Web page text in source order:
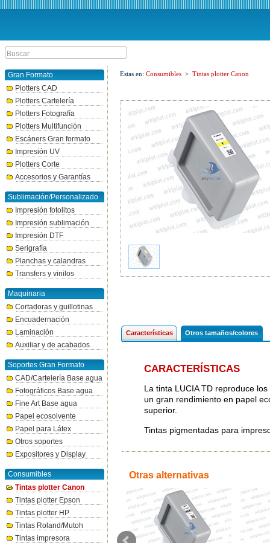
Gran Formato
Plotters CAD
Plotters Cartelería
Plotters Fotografía
Plotters Multifunción
Escáners Gran formato
Impresión UV
Plotters Corte
Accesorios y Garantías
Sublimación/Personalizado
Impresión fotolitos
Impresión sublimación
Impresión DTF
Serigrafía
Planchas y calandras
Transfers y vinilos
Maquinaria
Cortadoras y guillotinas
Encuadernación
Laminación
Auxiliar y de acabados
Soportes Gran Formato
CAD/Cartelería Base agua
Fotográficos Base agua
Fine Art Base agua
Papel ecosolvente
Papel para Látex
Otros soportes
Expositores y Display
Consumibles
Tintas plotter Canon
Tintas plotter Epson
Tintas plotter HP
Tintas Roland/Mutoh
Tintas impresora
Estas en: Consumibles > Tintas plotter Canon
Características Otros tamaños/colores
CARACTERÍSTICAS
La tinta LUCIA TD reproduce
un gran rendimiento en papel
superior.
Tintas pigmentadas para
Otras alternativas